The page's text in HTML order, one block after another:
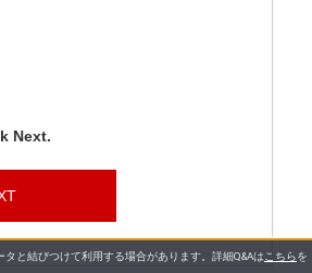
Next.
と結びつけて利用する場合があります。詳細Q&Aは こちらを